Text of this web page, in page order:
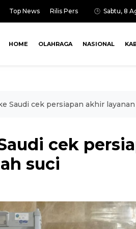
Top News Rilis Pers Sabtu, 8
HOME OLAHRAGA NASIONAL
Saudi cek persiapan akhir
cek
suci